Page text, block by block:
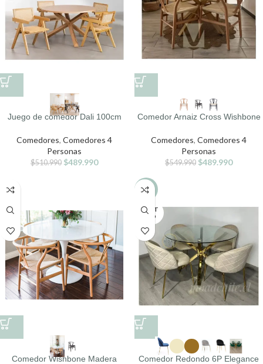
Juego de comedor Dali 100cm
Comedores, Comedores 4
Personas
$510.990 $489.990
Comedor Arnaiz Cross Wishbone
Comedores, Comedores 4
Personas
$549.990 $489.990
Comedor Wishbone Madera
-4%
AGOT
ADO
Comedor Redondo 6P Elegance